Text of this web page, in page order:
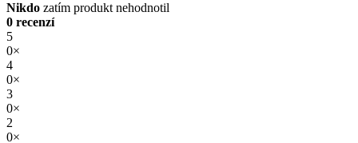
Nikdo zatím produkt nehodnotil
0 recenzí
5
0×
4
0×
3
0×
2
0×